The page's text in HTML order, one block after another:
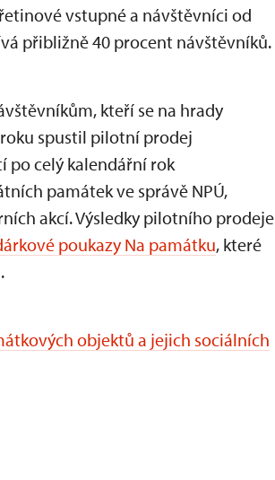
vstupné a návštěvníci od
přibližně 40 procent návštěvníků.
kteří se na hrady
spustil pilotní prodej
po celý kalendářní rok
památek ve správě NPÚ,
akcí. Výsledky pilotního prodeje
poukazy Na památku, které
objektů a jejich sociálních